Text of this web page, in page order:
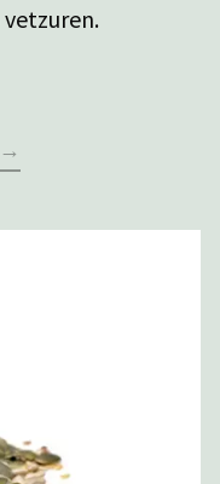
vetzuren.